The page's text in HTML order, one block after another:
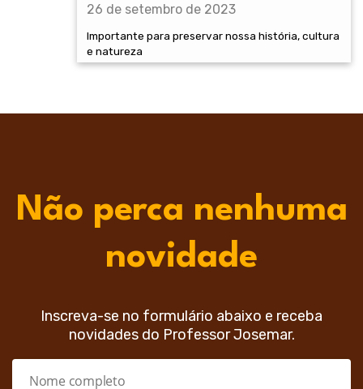
26 de setembro de 2023
Importante para preservar nossa história, cultura
e natureza
Não perca nenhuma
novidade
Inscreva-se no formulário abaixo e receba
novidades do Professor Josemar.